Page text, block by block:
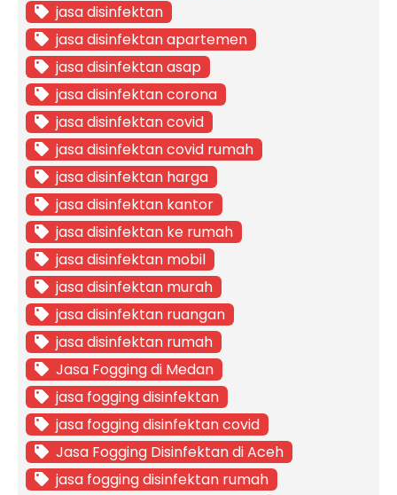
jasa disinfektan
jasa disinfektan apartemen
jasa disinfektan asap
jasa disinfektan corona
jasa disinfektan covid
jasa disinfektan covid rumah
jasa disinfektan harga
jasa disinfektan kantor
jasa disinfektan ke rumah
jasa disinfektan mobil
jasa disinfektan murah
jasa disinfektan ruangan
jasa disinfektan rumah
Jasa Fogging di Medan
jasa fogging disinfektan
jasa fogging disinfektan covid
Jasa Fogging Disinfektan di Aceh
jasa fogging disinfektan rumah